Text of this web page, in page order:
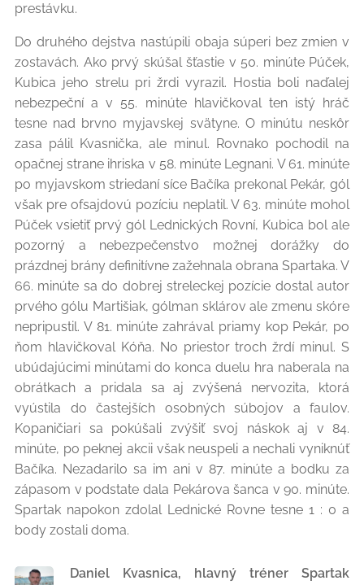
prestávku.
Do druhého dejstva nastúpili obaja súperi bez zmien v
zostavách. Ako prvý skúšal šťastie v 50. minúte Púček,
Kubica jeho strelu pri žrdi vyrazil. Hostia boli naďalej
nebezpeční a v 55. minúte hlavičkoval ten istý hráč
tesne nad brvno myjavskej svätyne. O minútu neskôr
zasa pálil Kvasnička, ale minul. Rovnako pochodil na
opačnej strane ihriska v 58. minúte Legnani. V 61. minúte
po myjavskom striedaní síce Bačíka prekonal Pekár, gól
však pre ofsajdovú pozíciu neplatil. V 63. minúte mohol
Púček vsietiť prvý gól Lednických Rovní, Kubica bol ale
pozorný a nebezpečenstvo možnej dorážky do
prázdnej brány definitívne zažehnala obrana Spartaka. V
66. minúte sa do dobrej streleckej pozície dostal autor
prvého gólu Martišiak, gólman sklárov ale zmenu skóre
nepripustil. V 81. minúte zahrával priamy kop Pekár, po
ňom hlavičkoval Kóňa. No priestor troch žrdí minul. S
ubúdajúcimi minútami do konca duelu hra naberala na
obrátkach a pridala sa aj zvýšená nervozita, ktorá
vyústila do častejších osobných súbojov a faulov.
Kopaničiari sa pokúšali zvýšiť svoj náskok aj v 84.
minúte, po peknej akcii však neuspeli a nechali vyniknúť
Bačíka. Nezadarilo sa im ani v 87. minúte a bodku za
zápasom v podstate dala Pekárova šanca v 90. minúte.
Spartak napokon zdolal Lednické Rovne tesne 1 : 0 a
body zostali doma.
Daniel Kvasnica, hlavný tréner Spartak